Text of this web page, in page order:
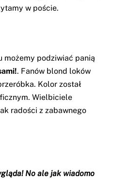
w poście.
możemy podziwiać panią
. Fanów blond loków
Kolor został
Wielbiciele
radości z zabawnego
No ale jak wiadomo